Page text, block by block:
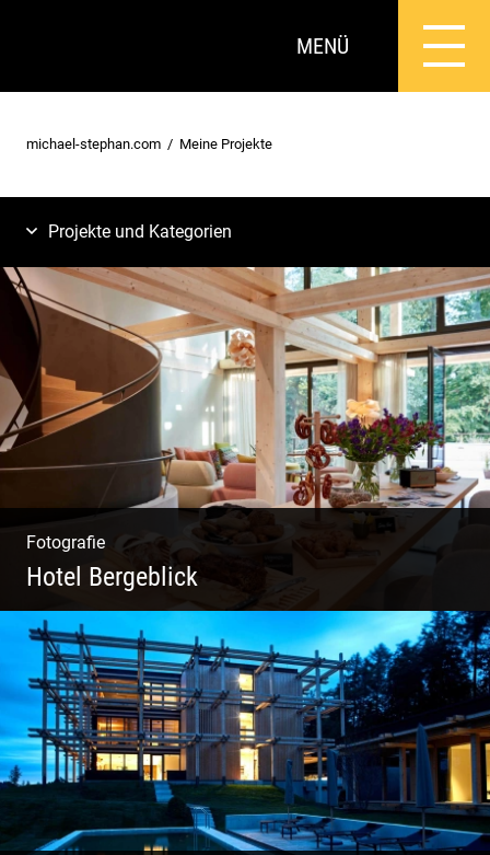
MENÜ
michael-stephan.com Meine Projekte
Projekte und Kategorien
Fotografie
Hotel Bergeblick
Zweites Shooting für das Designhotel in Bad
Tölz